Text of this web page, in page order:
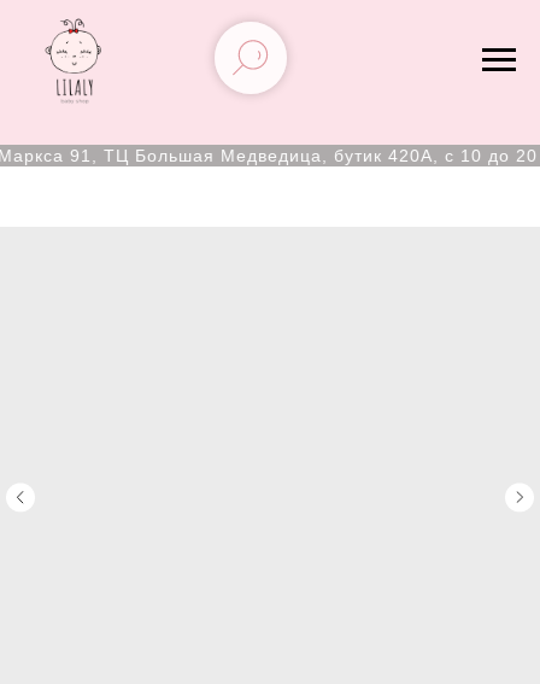
91, ТЦ Большая Медведица, бутик 420А, с 10 до 20